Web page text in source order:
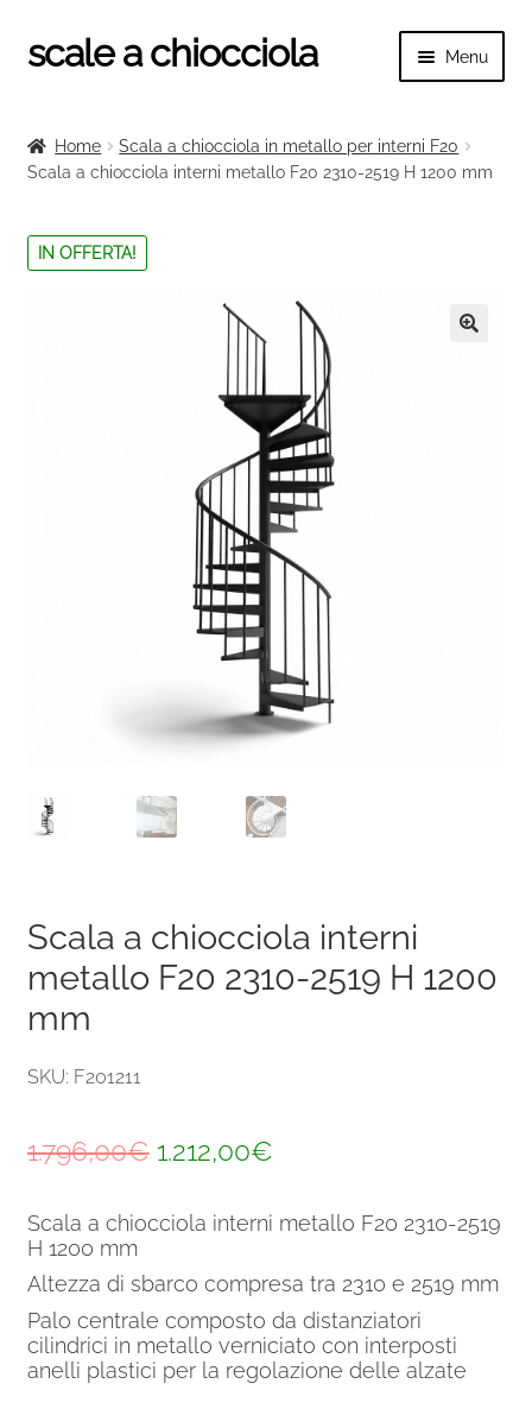
Vai
alla
Vai
al
scale a chiocciola Menu
il
menu
Tutte le scale
Categorie scale
child
il
Home
Scala a chiocciola in metallo per interni F20
Scala a chiocciola interni metallo F20 2310-2519 H 1200 mm
IN OFFERTA!
Scala a chiocciola interni
metallo F20 2310-2519 H 1200
mm
SKU: F201211
1.796,00€ Il
originale
era:
1.796,00€.
1.212,00€Il
attuale
è:
1.212,00€.
Scala a chiocciola interni metallo F20 2310-2519
H 1200 mm
Altezza di sbarco compresa tra 2310 e 2519 mm
Palo centrale composto da distanziatori
cilindrici in metallo verniciato con interposti
anelli plastici per la regolazione delle alzate